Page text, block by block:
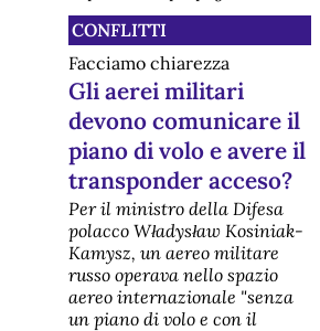
CONFLITTI
Facciamo chiarezza
Gli aerei militari
devono comunicare il
piano di volo e avere il
transponder acceso?
Per il ministro della Difesa
polacco Władysław Kosiniak-
Kamysz, un aereo militare
russo operava nello spazio
aereo internazionale "senza
un piano di volo e con il